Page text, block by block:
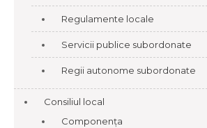
Regulamente locale
Servicii publice subordonate
Regii autonome subordonate
Consiliul local
Componența